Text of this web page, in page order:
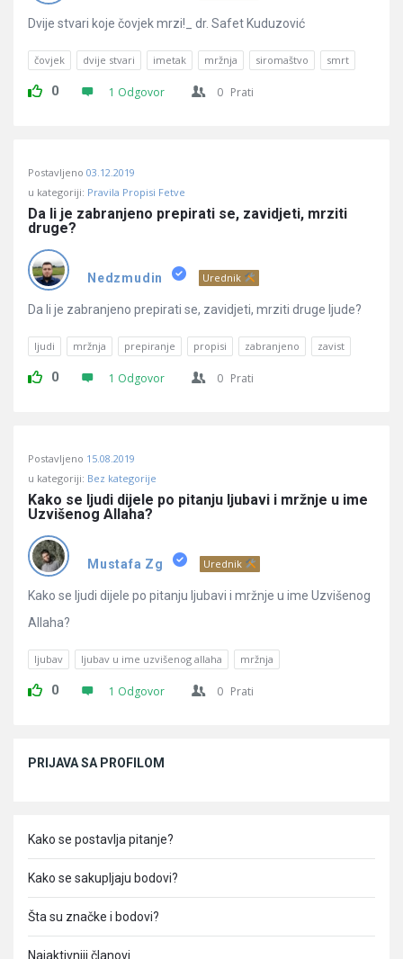
Dvije stvari koje čovjek mrzi!_ dr. Safet Kuduzović
čovjek dvije stvari imetak mržnja siromaštvo smrt
0 1 Odgovor 0 Prati
Postavljeno 03.12.2019
u kategoriji: Pravila Propisi Fetve
Da li je zabranjeno prepirati se, zavidjeti, mrziti
druge?
Nedzmudin Urednik
Da li je zabranjeno prepirati se, zavidjeti, mrziti druge ljude?
ljudi mržnja prepiranje propisi zabranjeno zavist
0 1 Odgovor 0 Prati
Postavljeno 15.08.2019
u kategoriji: Bez kategorije
Kako se ljudi dijele po pitanju ljubavi i mržnje u ime
Uzvišenog Allaha?
Mustafa Zg Urednik
Kako se ljudi dijele po pitanju ljubavi i mržnje u ime Uzvišenog
Allaha?
ljubav ljubav u ime uzvišenog allaha mržnja
0 1 Odgovor 0 Prati
PRIJAVA SA PROFILOM
Kako se postavlja pitanje?
Kako se sakupljaju bodovi?
Šta su značke i bodovi?
Najaktivniji članovi